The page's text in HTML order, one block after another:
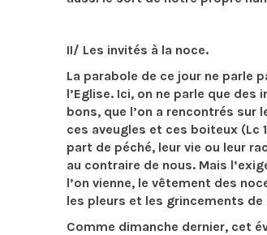
II/ Les invités à la noce.
La parabole de ce jour ne parle
l’Eglise. Ici, on ne parle que
bons, que l’on a rencontrés
ces aveugles et ces boiteux (Lc
part de péché, leur vie ou leur
au contraire de nous. Mais
l’on vienne, le vêtement des
les pleurs et les grincements de
Comme dimanche dernier, cet